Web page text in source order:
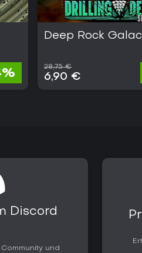
Deep Rock
28,75 €
6,90 €
Discord
und